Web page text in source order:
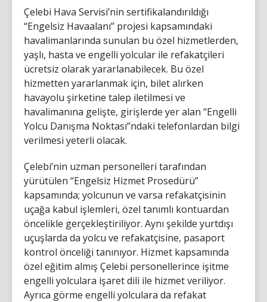
Çelebi Hava Servisi’nin sertifikalandırıldığı
“Engelsiz Havaalanı” projesi kapsamındaki
havalimanlarında sunulan bu özel hizmetlerden,
yaşlı, hasta ve engelli yolcular ile refakatçileri
ücretsiz olarak yararlanabilecek. Bu özel
hizmetten yararlanmak için, bilet alırken
havayolu şirketine talep iletilmesi ve
havalimanına gelişte, girişlerde yer alan “Engelli
Yolcu Danışma Noktası”ndaki telefonlardan bilgi
verilmesi yeterli olacak.
Çelebi’nin uzman personelleri tarafından
yürütülen “Engelsiz Hizmet Prosedürü”
kapsamında; yolcunun ve varsa refakatçisinin
uçağa kabul işlemleri, özel tanımlı kontuardan
öncelikle gerçekleştiriliyor. Aynı şekilde yurtdışı
uçuşlarda da yolcu ve refakatçisine, pasaport
kontrol önceliği tanınıyor. Hizmet kapsamında
özel eğitim almış Çelebi personellerince işitme
engelli yolculara işaret dili ile hizmet veriliyor.
Ayrıca görme engelli yolculara da refakat